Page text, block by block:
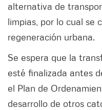
alternativa de
limpias, por lo cual se
regeneración urbana.
Se espera que la
esté finalizada antes
el Plan de
desarrollo de otros